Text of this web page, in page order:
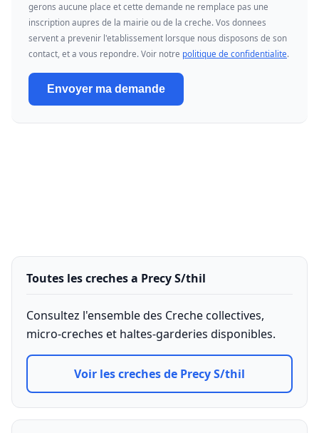
gerons aucune place et cette demande ne remplace pas une
inscription aupres de la mairie ou de la creche. Vos donnees
servent a prevenir l'etablissement lorsque nous disposons de son
contact, et a vous repondre. Voir notre politique de confidentialite.
Envoyer ma demande
Toutes les creches a Precy S/thil
Consultez l'ensemble des Creche collectives,
micro-creches et haltes-garderies disponibles.
Voir les creches de Precy S/thil